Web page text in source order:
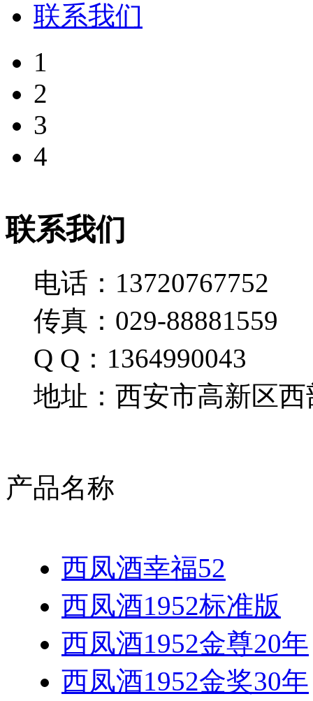
联系我们
1
2
3
4
联系我们
电话：13720767752
传真：029-88881559
Q Q：1364990043
地址：西安市高新区西
产品名称
西凤酒幸福52
西凤酒1952标准版
西凤酒1952金尊20年
西凤酒1952金奖30年